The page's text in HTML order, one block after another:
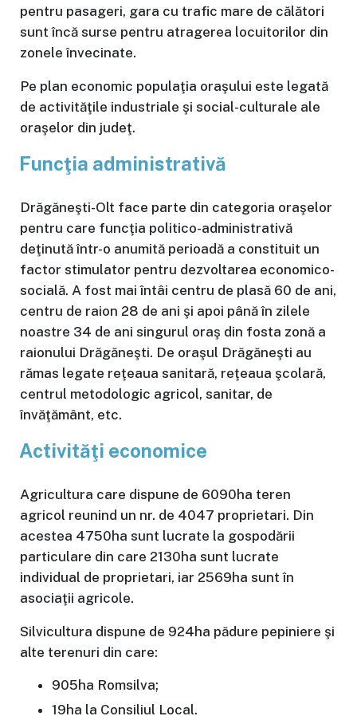
pentru pasageri, gara cu trafic mare de călători
sunt încă surse pentru atragerea locuitorilor din
zonele învecinate.
Pe plan economic populaţia oraşului este legată
de activităţile industriale şi social-culturale ale
oraşelor din judeţ.
Funcţia administrativă
Drăgăneşti-Olt face parte din categoria oraşelor
pentru care funcţia politico-administrativă
deţinută într-o anumită perioadă a constituit un
factor stimulator pentru dezvoltarea economico-
socială. A fost mai întâi centru de plasă 60 de ani,
centru de raion 28 de ani şi apoi până în zilele
noastre 34 de ani singurul oraş din fosta zonă a
raionului Drăgăneşti. De oraşul Drăgăneşti au
rămas legate reţeaua sanitară, reţeaua şcolară,
centrul metodologic agricol, sanitar, de
învăţământ, etc.
Activităţi economice
Agricultura care dispune de 6090ha teren
agricol reunind un nr. de 4047 proprietari. Din
acestea 4750ha sunt lucrate la gospodării
particulare din care 2130ha sunt lucrate
individual de proprietari, iar 2569ha sunt în
asociaţii agricole.
Silvicultura dispune de 924ha pădure pepiniere şi
alte terenuri din care:
905ha Romsilva;
19ha la Consiliul Local.